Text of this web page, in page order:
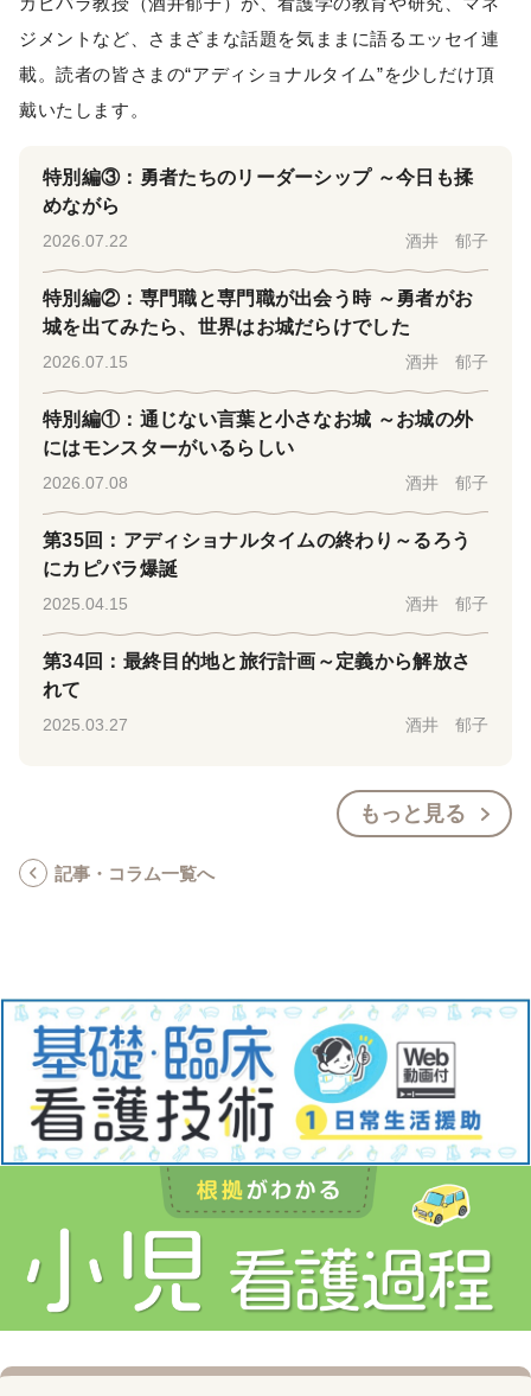
ジメントなど、さまざまな話題を気ままに語るエッセイ連
載。読者の皆さまの“アディショナルタイム”を少しだけ頂
戴いたします。
特別編③：勇者たちのリーダーシップ ～今日も揉
めながら
2026.07.22 酒井 郁子
特別編②：専門職と専門職が出会う時 ～勇者がお
城を出てみたら、世界はお城だらけでした
2026.07.15 酒井 郁子
特別編①：通じない言葉と小さなお城 ～お城の外
にはモンスターがいるらしい
2026.07.08 酒井 郁子
第35回：アディショナルタイムの終わり～るろう
にカピバラ爆誕
2025.04.15 酒井 郁子
第34回：最終目的地と旅行計画～定義から解放さ
れて
2025.03.27 酒井 郁子
もっと見る
記事・コラム一覧へ